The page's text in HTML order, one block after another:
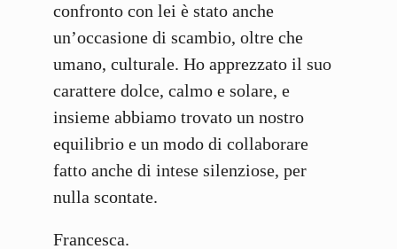
confronto con lei è stato anche
un’occasione di scambio, oltre che
umano, culturale. Ho apprezzato il suo
carattere dolce, calmo e solare, e
insieme abbiamo trovato un nostro
equilibrio e un modo di collaborare
fatto anche di intese silenziose, per
nulla scontate.
Francesca.